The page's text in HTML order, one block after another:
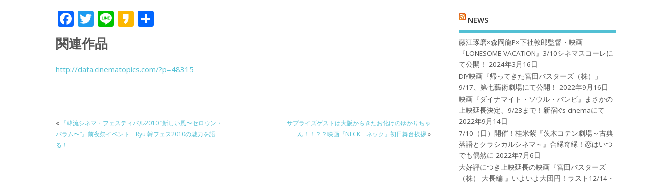
F
ac
e
b
k
T
w
itt
er
Li K
a
関連作品
http://data.cinematopics.com/?p=48315
«
『韓流シネマ・フェスティバル2010 “新しい風〜セロウン・
パラム〜”』前夜祭イベント Ryu 韓フェス2010の魅力を語
る！
サプライズゲストは大阪からきたお化けのゆかりちゃ
ん！！？？映画『NECK ネック』初日舞台挨拶»
NEWS
藤江琢磨×森岡龍P×下社敦郎監督・映画
『LONESOME VACATION』3/10シネマスコーレに
て公開！
2024年3月16日
DIY映画『帰ってきた宮田バスターズ（株）」
9/17、第七藝術劇場にて公開！
2022年9月16日
映画『ダイナマイト・ソウル・バンビ』まさかの
上映延長決定、9/23まで！新宿K’s cinemaにて
2022年9月14日
7/10（日）開催！桂米紫『茨木コテン劇場～古典
落語とクラシカルシネマ～』合縁奇縁！恋はいつ
でも偶然に 2022年7月6日
大好評につき上映延長の映画『宮田バスターズ
（株）-大長編-』いよいよ大団円！ラスト12/14・